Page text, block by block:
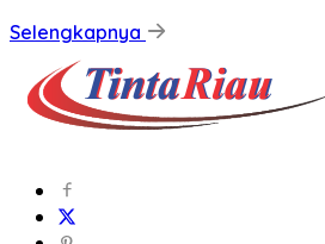
Selengkapnya